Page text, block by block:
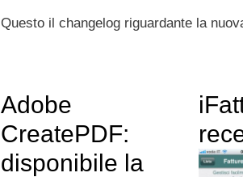
Questo il changelog riguardante la
Adobe
CreatePDF:
disponibile la